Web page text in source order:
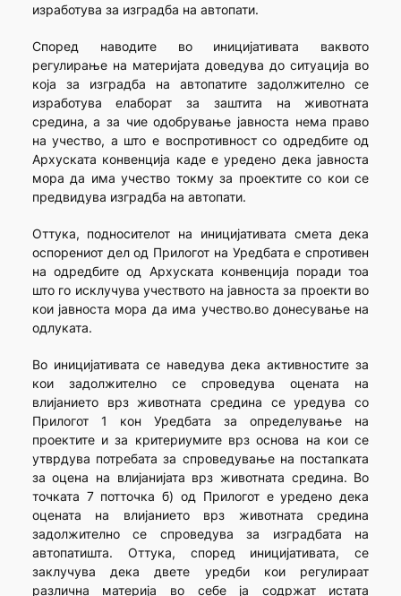
изработува за изградба на автопати.
Според наводите во иницијативата ваквото
регулирање на материјата доведува до ситуација во
која за изградба на автопатите задолжително се
изработува елаборат за заштита на животната
средина, а за чие одобрување јавноста нема право
на учество, а што е воспротивност со одредбите од
Архуската конвенција каде е уредено дека јавноста
мора да има учество токму за проектите со кои се
предвидува изградба на автопати.
Оттука, подносителот на иницијативата смета дека
оспорениот дел од Прилогот на Уредбата е спротивен
на одредбите од Архуската конвенција поради тоа
што го исклучува учеството на јавноста за проекти во
кои јавноста мора да има учество.во донесување на
одлуката.
Во иницијативата се наведува дека активностите за
кои задолжително се спроведува оцената на
влијанието врз животната средина се уредува со
Прилогот 1 кон Уредбата за определување на
проектите и за критериумите врз основа на кои се
утврдува потребата за спроведување на постапката
за оцена на влијанијата врз животната средина. Во
точката 7 потточка б) од Прилогот е уредено дека
оцената на влијанието врз животната средина
задолжително се спроведува за изградбата на
автопатишта. Оттука, според иницијативата, се
заклучува дека двете уредби кои регулираат
различна материја во себе ја содржат истата